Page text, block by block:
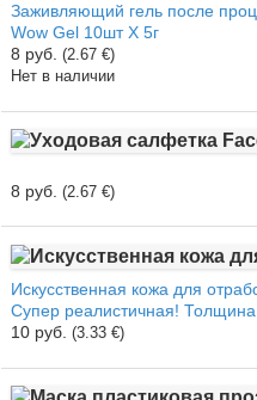
Заживляющий гель после
Wow Gel 10шт Х 5г
8 руб. (2.67 €)
Нет в наличии
8 руб. (2.67 €)
Искусственная кожа для
Супер реалистичная!
10 руб. (3.33 €)